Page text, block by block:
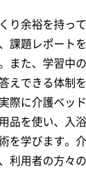
り余裕を持っ
課題レポート
また、学習中
えできる体制
実際に介護ベッ
品を使い、入
を学びます。
利用者の方々